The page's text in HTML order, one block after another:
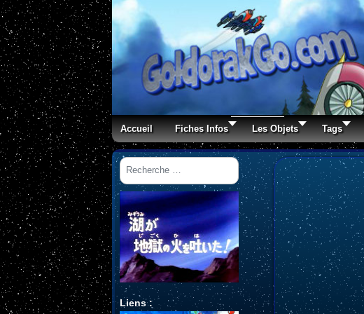
Accueil Fiches Infos Les Objets Tags
Rechercher
Liens :